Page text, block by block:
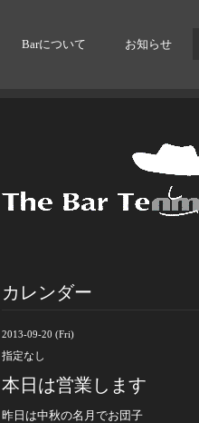
Barについて お知らせ
カレンダー
2013-09-20 (Fri)
指定なし
本日は営業します
昨日は中秋の名月でお団子